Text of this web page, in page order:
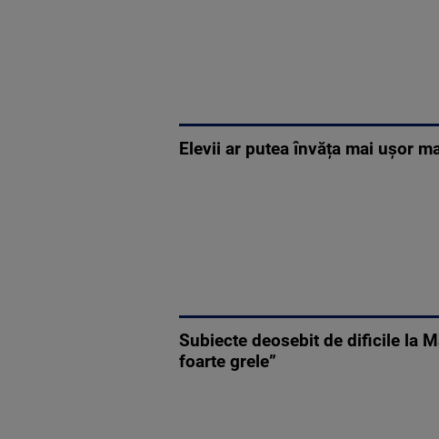
Elevii ar putea învăța mai ușor
Subiecte deosebit de dificile la
foarte grele”